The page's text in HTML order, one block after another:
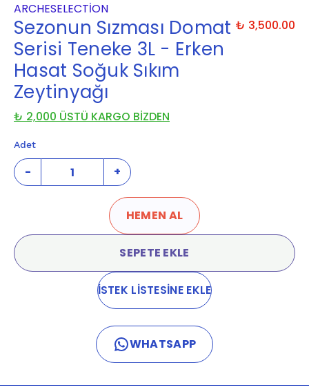
ARCHESELECTION
Sezonun Sızması Domat
Serisi Teneke 3L - Erken
Hasat Soğuk Sıkım
Zeytinyağı
₺ 2,000 ÜSTÜ KARGO BİZDEN
₺ 3,500.00
Adet
- +
HEMEN AL
SEPETE EKLE
İSTEK LİSTESİNE EKLE
WHATSAPP